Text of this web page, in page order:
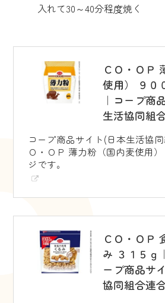
入れて30～40分程度焼く
ＣＯ・ＯＰ
使用） ９０
｜コープ商
生活協同組
コープ商品サイト(日本生活協
Ｏ・ＯＰ 薄力粉（国内麦使用
ジです。
ＣＯ・ＯＰ
み ３１５ｇ
ープ商品サ
協同組合連